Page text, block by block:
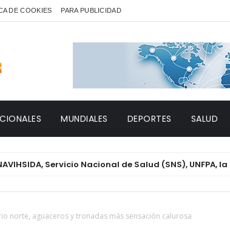
DE COOKIES PARA PUBLICIDAD
MUNDIALES DEPORTES SALUD
Servicio Nacional de Salud (SNS), UNFPA, la
norte, aguaceros y tronadas más sensación calurosa